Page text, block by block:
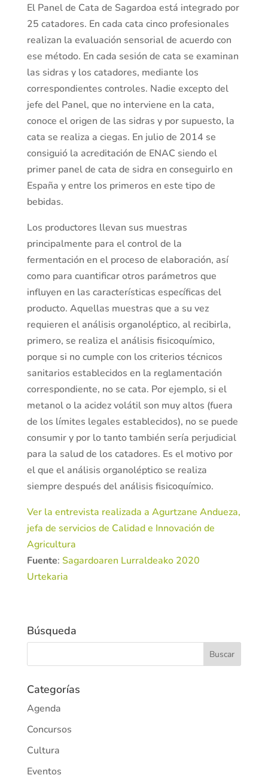
El Panel de Cata de Sagardoa está integrado por
25 catadores. En cada cata cinco profesionales
realizan la evaluación sensorial de acuerdo con
ese método. En cada sesión de cata se examinan
las sidras y los catadores, mediante los
correspondientes controles. Nadie excepto del
jefe del Panel, que no interviene en la cata,
conoce el origen de las sidras y por supuesto, la
cata se realiza a ciegas. En julio de 2014 se
consiguió la acreditación de ENAC siendo el
primer panel de cata de sidra en conseguirlo en
España y entre los primeros en este tipo de
bebidas.
Los productores llevan sus muestras
principalmente para el control de la
fermentación en el proceso de elaboración, así
como para cuantificar otros parámetros que
influyen en las características específicas del
producto. Aquellas muestras que a su vez
requieren el análisis organoléptico, al recibirla,
primero, se realiza el análisis fisicoquímico,
porque si no cumple con los criterios técnicos
sanitarios establecidos en la reglamentación
correspondiente, no se cata. Por ejemplo, si el
metanol o la acidez volátil son muy altos (fuera
de los límites legales establecidos), no se puede
consumir y por lo tanto también sería perjudicial
para la salud de los catadores. Es el motivo por
el que el análisis organoléptico se realiza
siempre después del análisis fisicoquímico.
Ver la entrevista realizada a Agurtzane Andueza,
jefa de servicios de Calidad e Innovación de
Agricultura
Fuente: Sagardoaren Lurraldeako 2020
Urtekaria
Búsqueda
Categorías
Agenda
Concursos
Cultura
Eventos